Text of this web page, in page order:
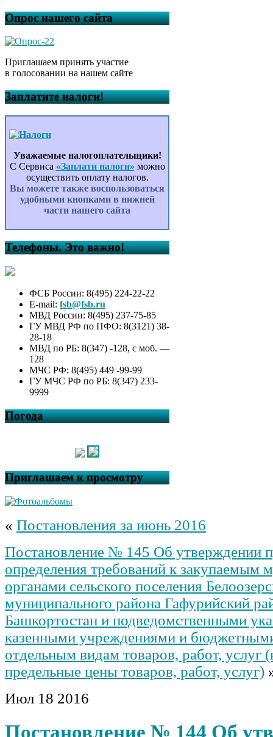
Опрос нашего сайта
Приглашаем принять участие
в голосовании на нашем сайте
Заплатите налоги!
Уважаемые налогоплательщики!
С Сервиса «Заплати налоги» можно
осуществить оплату налогов.
Вы можете также воспользоваться
удобными кнопками в нижней
части нашего сайта
Телефоны. Это важно!
ФСБ России: 8(495) 224-22-22
E-mail: fsb@fsb.ru
МВД России: 8(495) 237-75-85
ГУ МВД РФ по ПФО: 8(3121) 38-
28-18
МВД по РБ: 8(347) -128, с моб. —
128
МЧС РФ: 8(495) 449 -99-99
ГУ МЧС РФ по РБ: 8(347) 233-
9999
Погода
Приглашаем к просмотру
« Постановления за июнь 2016
Постановление № 145 Об утверждении
определения требований к закупаемым
органами сельского поселения
муниципального района Гафурийский
Башкортостан и подведомственными
казенными учреждениями и
отдельным видам товаров, работ, услуг
предельные цены товаров, работ, услуг)
Июл 18 2016
Постановление № 144 Об